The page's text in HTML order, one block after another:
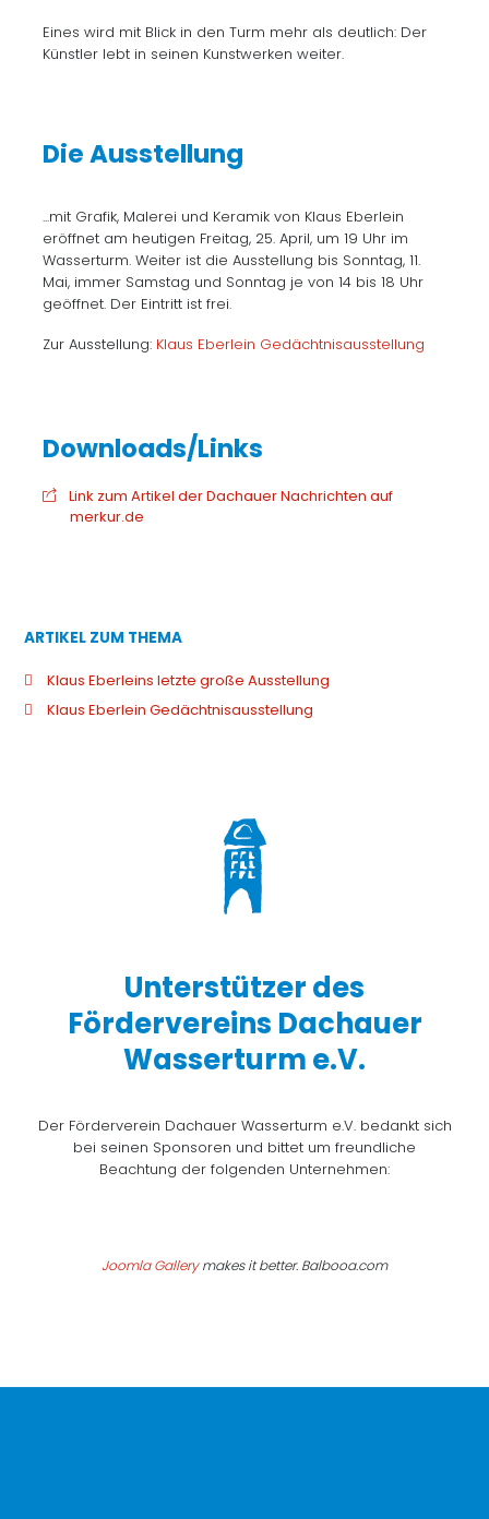
Eines wird mit Blick in den Turm mehr als deutlich: Der
Künstler lebt in seinen Kunstwerken weiter.
Die Ausstellung
...mit Grafik, Malerei und Keramik von Klaus Eberlein
eröffnet am heutigen Freitag, 25. April, um 19 Uhr im
Wasserturm. Weiter ist die Ausstellung bis Sonntag, 11.
Mai, immer Samstag und Sonntag je von 14 bis 18 Uhr
geöffnet. Der Eintritt ist frei.
Zur Ausstellung: Klaus Eberlein Gedächtnisausstellung
Link zum Artikel der Dachauer Nachrichten auf
merkur.de
ARTIKEL ZUM THEMA
Klaus Eberleins letzte große Ausstellung
Klaus Eberlein Gedächtnisausstellung
Unterstützer des
Fördervereins Dachauer
Wasserturm e.V.
Der Förderverein Dachauer Wasserturm e.V. bedankt sich
bei seinen Sponsoren und bittet um freundliche
Beachtung der folgenden Unternehmen:
Joomla Gallerymakes it better. Balbooa.com